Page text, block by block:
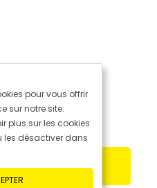
DE SOLS
pour vous offrir
sur notre site.
plus sur les cookies
les désactiver dans